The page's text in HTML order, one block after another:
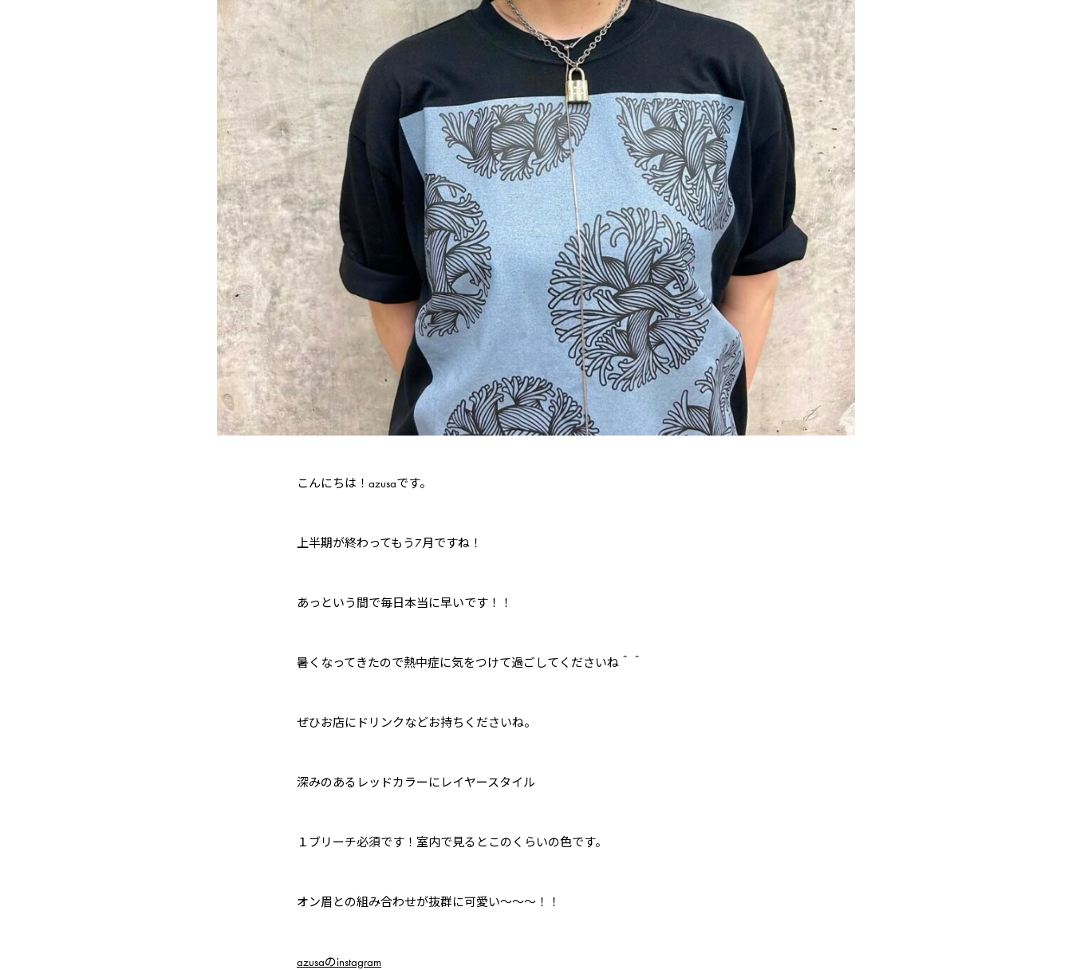
こんにちは！azusaです。
上半期が終わってもう7月ですね！
あっという間で毎日本当に早いです！！
暑くなってきたので熱中症に気をつけて過ごしてくださいね＾＾
ぜひお店にドリンクなどお持ちくださいね。
深みのあるレッドカラーにレイヤースタイル
１ブリーチ必須です！室内で見るとこのくらいの色です。
オン眉との組み合わせが抜群に可愛い〜〜〜！！
azusaのinstagram